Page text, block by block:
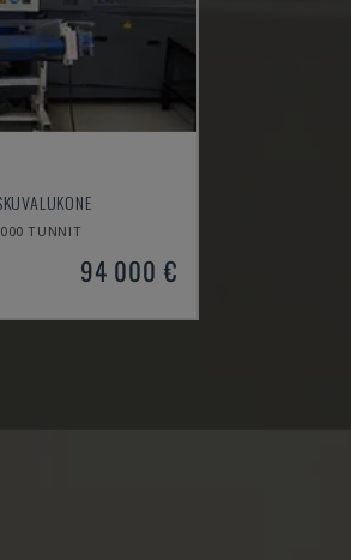
TUNNIT
94 000 €